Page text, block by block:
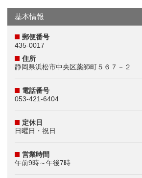
基本情報
郵便番号
435-0017
住所
静岡県浜松市中央区薬師町５６７－２
電話番号
053-421-6404
定休日
日曜日・祝日
営業時間
午前9時～午後7時